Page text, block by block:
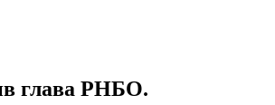
глава РНБО.